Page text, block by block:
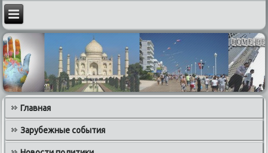
Главная
Зарубежные события